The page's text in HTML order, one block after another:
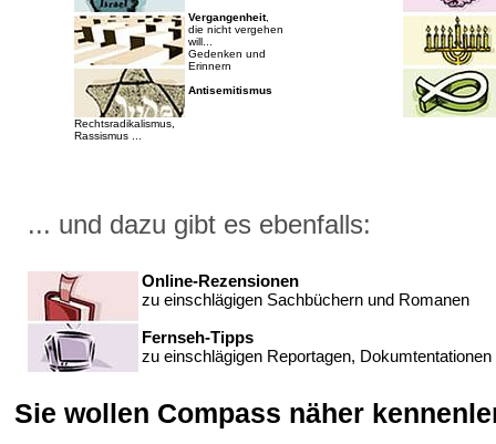
Vergangenheit,
die nicht vergehen
will...
Gedenken und
Erinnern
Antisemitismus
Rechtsradikalismus,
Rassismus ...
... und dazu gibt es ebenfalls:
Online-Rezensionen
zu einschlägigen Sachbüchern und Romanen
Fernseh-Tipps
zu einschlägigen Reportagen,
Sie wollen Compass näher